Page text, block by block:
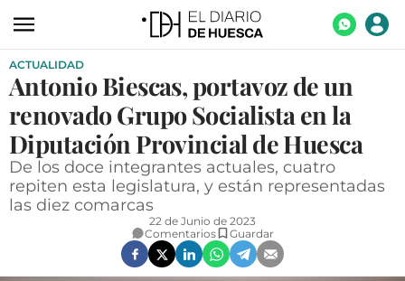
ACTUALIDAD
ECONOMÍA
TECNOLOGÍA
TURISMO
AGROALIMENTACIÓN
ACTUALIDAD
Antonio Biescas, portavoz de un
renovado Grupo Socialista en la
Diputación Provincial de Huesca
De los doce integrantes actuales, cuatro
repiten esta legislatura, y están representadas
las diez comarcas
22 de Junio de 2023
Comentarios
Guardar